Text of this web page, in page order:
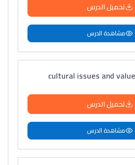
تحميل الدرس
مشاهدة الدرس
cultural issues and
تحميل الدرس
مشاهدة الدرس